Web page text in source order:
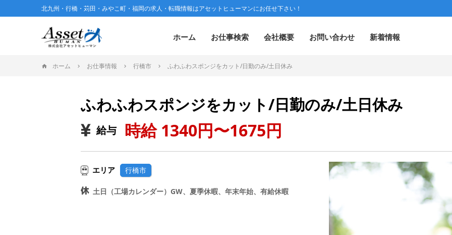
北九州・行橋・苅田・みやこ町・福岡の求人・転職情報はアセットヒューマンにお任せ下さい！
ホーム お仕事検索 会社概要 お問い合わせ 新着情報
ホーム お仕事情報 行橋市 ふわふわスポンジをカット/日勤のみ/土日休み
ふわふわスポンジをカット/日勤のみ/土日休み
給与 時給 1340円〜1675円
エリア 行橋市
土日（工場カレンダー）GW、夏季休暇、年末年始、有給休暇